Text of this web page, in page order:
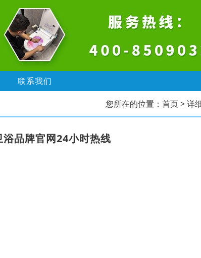
联系我们
您所在的位置： 首页> 详
品牌官网24小时热线